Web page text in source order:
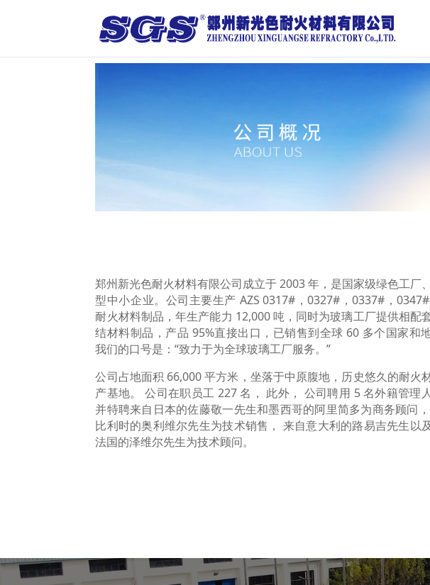
郑州新光色耐火材料有限公司成立于 2003 年，是国家级绿色工厂
型中小企业。公司主要生产 AZS 0317#，0327#，0337#，
耐火材料制品，年生产能力 12,000 吨，同时为玻璃工厂提供相配
结材料制品，产品 95%直接出口，已销售到全球 60 多个国家和地
我们的口号是：“致力于为全球玻璃工厂服务。”
公司占地面积 66,000 平方米，坐落于中原腹地，历史悠久的耐火
产基地。 公司在职员工 227 名， 此外， 公司聘用 5 名外籍管理
并特聘来自日本的佐藤敬一先生和墨西哥的阿里简多为商务顾问
比利时的奥利维尔先生为技术销售， 来自意大利的路易吉先生以
法国的泽维尔先生为技术顾问。